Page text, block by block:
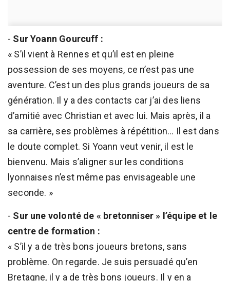
- Sur Yoann Gourcuff :
« S’il vient à Rennes et qu’il est en pleine
possession de ses moyens, ce n’est pas une
aventure. C’est un des plus grands joueurs de sa
génération. Il y a des contacts car j’ai des liens
d’amitié avec Christian et avec lui. Mais après, il a
sa carrière, ses problèmes à répétition... Il est dans
le doute complet. Si Yoann veut venir, il est le
bienvenu. Mais s’aligner sur les conditions
lyonnaises n’est même pas envisageable une
seconde. »
- Sur une volonté de « bretonniser » l’équipe et le
centre de formation :
« S’il y a de très bons joueurs bretons, sans
problème. On regarde. Je suis persuadé qu’en
Bretagne, il y a de très bons joueurs. Il y en a